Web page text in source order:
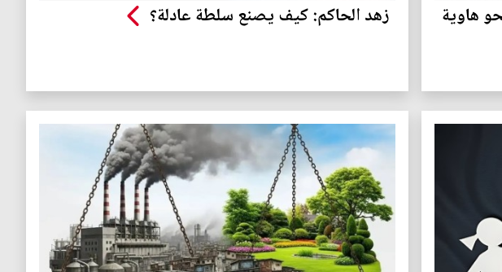
هاوية زهد الحاكم: كيف يصنع سلطة عادلة؟